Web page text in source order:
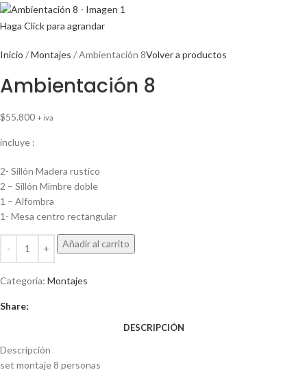
Haga Click para agrandar
Inicio Montajes Ambientación 8Volver a productos
Ambientación 8
$55.800 + iva
incluye :
2- Sillón Madera rustico
2 – Sillón Mimbre doble
1 – Alfombra
1- Mesa centro rectangular
Añadir al carrito
Categoría: Montajes
Share:
DESCRIPCIÓN
Descripción
set montaje 8 personas